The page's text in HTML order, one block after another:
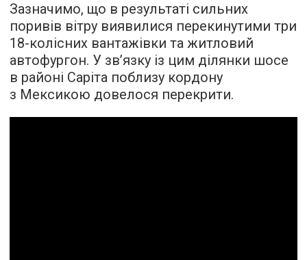
Зазначимо, що в результаті сильних
поривів вітру виявилися перекинутими три
18-колісних вантажівки та житловий
автофургон. У зв’язку із цим ділянки шосе
в районі Саріта поблизу кордону
з Мексикою довелося перекрити.